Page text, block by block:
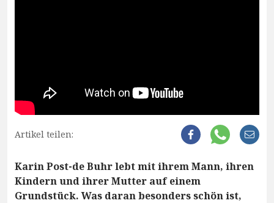
Artikel teilen:
Karin Post-de Buhr lebt mit ihrem Mann, ihren
Kindern und ihrer Mutter auf einem
Grundstück. Was daran besonders schön ist,